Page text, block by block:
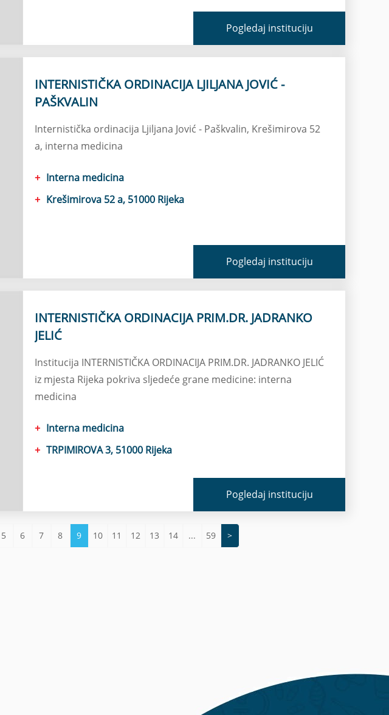
Pogledaj instituciju
INTERNISTIČKA ORDINACIJA LJILJANA JOVIĆ -
PAŠKVALIN
Internistička ordinacija Ljiljana Jović - Paškvalin, Krešimirova 52
a, interna medicina
Interna medicina
Krešimirova 52 a, 51000 Rijeka
Pogledaj instituciju
INTERNISTIČKA ORDINACIJA PRIM.DR. JADRANKO
JELIĆ
Institucija INTERNISTIČKA ORDINACIJA PRIM.DR. JADRANKO JELIĆ
iz mjesta Rijeka pokriva sljedeće grane medicine: interna
medicina
Interna medicina
TRPIMIROVA 3, 51000 Rijeka
Pogledaj instituciju
5 6 7 8 9 10 11 12 13 14 ... 59 >